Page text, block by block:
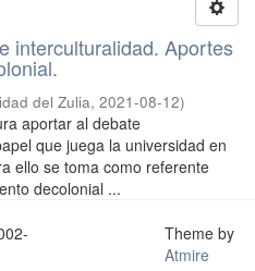
interculturalidad. Aportes
del Zulia, 2021-08-12)
aportar al debate
que juega la universidad en
ello se toma como referente
decolonial ...
Theme by
Atmire